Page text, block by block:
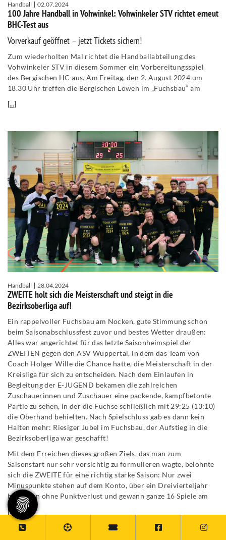
Handball 02.07.2024
100 Jahre Handball in Vohwinkel: Vohwinkeler STV richtet erneut
BHC-Test aus
Vorverkauf geöffnet – jetzt Tickets sichern!
Zum wiederholten Mal richtet die Handballabteilung des
Vohwinkeler STV in diesem Sommer ein Vorbereitungsspiel
des Bergischen HC aus. Am Freitag, den 2. August 2024 um
18.30 Uhr treffen die Bergischen Löwen im „Fuchsbau“ am
[...]
Handball 28.04.2024
ZWEITE holt sich die Meisterschaft und steigt in die
Bezirksoberliga auf!
Ein rappelvoller Fuchsbau am Nocken, gute Stimmung schon
beim Saisonabschlussfest zuvor und bestes Wetter draußen:
Alles war angerichtet für das letzte Saisonheimspiel der
ZWEITEN gegen den ASV Wuppertal, in dem das Team von
Coach Holger Wille die Chance hatte, die Meisterschaft in der
Kreisliga für sich zu entscheiden. Nach dem Einlaufen in
Begleitung der E-JUGEND bekamen die zahlreichen
Zuschauerinnen und Zuschauer eine packende, kampfbetonte
Partie zu sehen, in der die Füchse schließlich mit 29:25 (13:10)
die Oberhand behielten. Nach Spielschluss gab es dann kein
Halten mehr: Riesiger Jubel im Fuchsbau, der Aufstieg in die
Bezirksoberliga war geschafft!
Mit dem Erreichen dieses großen Ziels, das man zum
Saisonstart nur sehr vorsichtig zu formulieren wagte, belohnte
sich die ZWEITE für eine richtig starke Saison: Nur zwei
Minuspunkte stehen auf dem Konto, über ein Dreivierteljahr
blieb man ohne Punktverlust und gewann ganze 16 Spiele am
[...]